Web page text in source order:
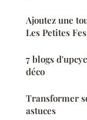
Ajoutez une
Les Petites
7 blogs
déco
Transformer
astuces